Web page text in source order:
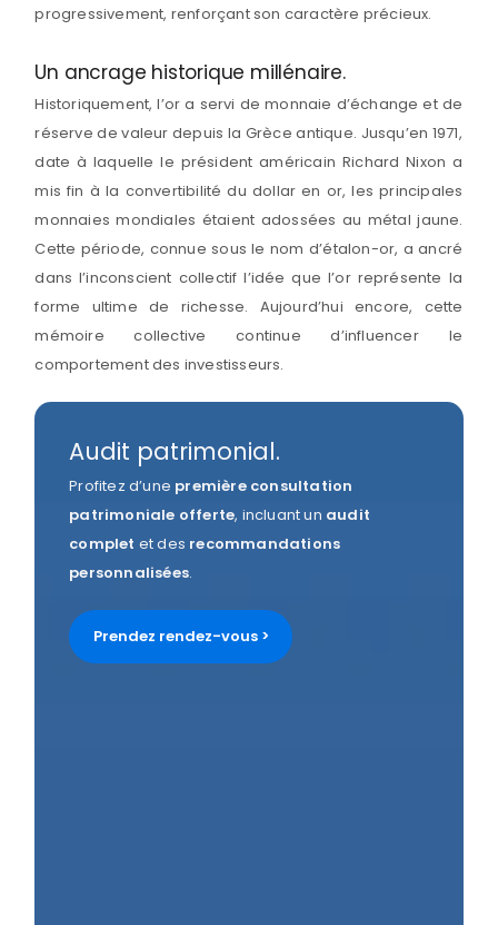
progressivement, renforçant son caractère précieux.
Un ancrage historique millénaire.
Historiquement, l’or a servi de monnaie d’échange et de
réserve de valeur depuis la Grèce antique. Jusqu’en 1971,
date à laquelle le président américain Richard Nixon a
mis fin à la convertibilité du dollar en or, les principales
monnaies mondiales étaient adossées au métal jaune.
Cette période, connue sous le nom d’étalon-or, a ancré
dans l’inconscient collectif l’idée que l’or représente la
forme ultime de richesse. Aujourd’hui encore, cette
mémoire collective continue d’influencer le
comportement des investisseurs.
Audit patrimonial.
Profitez d’une première consultation
patrimoniale offerte, incluant un audit
complet et des recommandations
personnalisées.
Prendez rendez-vous >